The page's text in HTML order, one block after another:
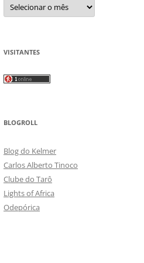
VISITANTES
BLOGROLL
Blog do Kelmer
Carlos Alberto Tinoco
Clube do Tarô
Lights of Africa
Odepórica